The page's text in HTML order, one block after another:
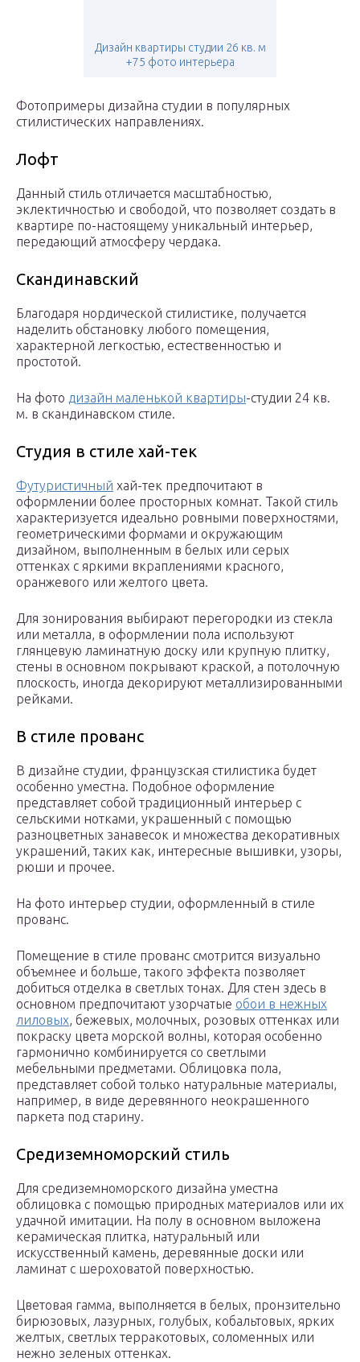
Дизайн квартиры студии 26 кв. м
+75 фото интерьера
Фотопримеры дизайна студии в популярных
стилистических направлениях.
Лофт
Данный стиль отличается масштабностью,
эклектичностью и свободой, что позволяет создать в
квартире по-настоящему уникальный интерьер,
передающий атмосферу чердака.
Скандинавский
Благодаря нордической стилистике, получается
наделить обстановку любого помещения,
характерной легкостью, естественностью и
простотой.
На фото дизайн маленькой квартиры-студии 24 кв.
м. в скандинавском стиле.
Студия в стиле хай-тек
Футуристичный хай-тек предпочитают в
оформлении более просторных комнат. Такой стиль
характеризуется идеально ровными поверхностями,
геометрическими формами и окружающим
дизайном, выполненным в белых или серых
оттенках с яркими вкраплениями красного,
оранжевого или желтого цвета.
Для зонирования выбирают перегородки из стекла
или металла, в оформлении пола используют
глянцевую ламинатную доску или крупную плитку,
стены в основном покрывают краской, а потолочную
плоскость, иногда декорируют металлизированными
рейками.
В стиле прованс
В дизайне студии, французская стилистика будет
особенно уместна. Подобное оформление
представляет собой традиционный интерьер с
сельскими нотками, украшенный с помощью
разноцветных занавесок и множества декоративных
украшений, таких как, интересные вышивки, узоры,
рюши и прочее.
На фото интерьер студии, оформленный в стиле
прованс.
Помещение в стиле прованс смотрится визуально
объемнее и больше, такого эффекта позволяет
добиться отделка в светлых тонах. Для стен здесь в
основном предпочитают узорчатые обои в нежных
лиловых, бежевых, молочных, розовых оттенках или
покраску цвета морской волны, которая особенно
гармонично комбинируется со светлыми
мебельными предметами. Облицовка пола,
представляет собой только натуральные материалы,
например, в виде деревянного неокрашенного
паркета под старину.
Средиземноморский стиль
Для средиземноморского дизайна уместна
облицовка с помощью природных материалов или их
удачной имитации. На полу в основном выложена
керамическая плитка, натуральный или
искусственный камень, деревянные доски или
ламинат с шероховатой поверхностью.
Цветовая гамма, выполняется в белых, пронзительно
бирюзовых, лазурных, голубых, кобальтовых, ярких
желтых, светлых терракотовых, соломенных или
нежно зеленых оттенках.